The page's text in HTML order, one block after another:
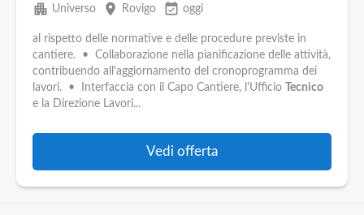
apartment Universo place Rovigo event_available oggi
al rispetto delle normative e delle procedure previste in
cantiere. • Collaborazione nella pianificazione delle attività,
contribuendo all'aggiornamento del cronoprogramma dei
lavori. • Interfaccia con il Capo Cantiere, l'Ufficio
Tecnico
e la Direzione Lavori...
Vedi offerta